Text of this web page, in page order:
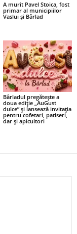
A murit Pavel Stoica, fost
primar al municipiilor
Vaslui și Bârlad
Bârladul pregătește a
doua ediție „AuGust
dulce” și lansează invitația
pentru cofetari, patiseri,
dar și apicultori